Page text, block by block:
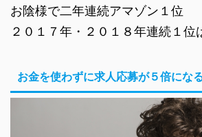
お陰様で二年連続アマゾン１位
２０１７年・２０１８年連続１位
お金を使わずに求人応募が５倍にな